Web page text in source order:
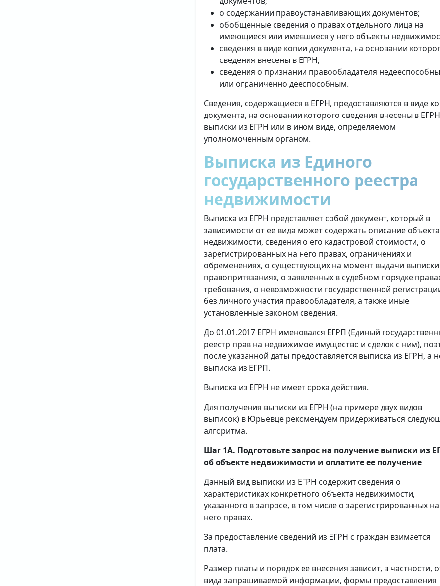
о содержании правоустанавливающих документов;
обобщенные сведения о правах отдельного лица на
имеющиеся или имевшиеся у него объекты
сведения в виде копии документа, на основании
сведения внесены в ЕГРН;
сведения о признании правообладателя
или ограниченно дееспособным.
Сведения, содержащиеся в ЕГРН, предоставляются в виде
документа, на основании которого сведения внесены в
выписки из ЕГРН или в ином виде, определяемом
уполномоченным органом.
Выписка из Единого
государственного реестра
недвижимости
Выписка из ЕГРН представляет собой документ, который в
зависимости от ее вида может содержать описание объекта
недвижимости, сведения о его кадастровой стоимости, о
зарегистрированных на него правах, ограничениях и
обременениях, о существующих на момент выдачи выписки
правопритязаниях, о заявленных в судебном порядке
требования, о невозможности государственной
без личного участия правообладателя, а также иные
установленные законом сведения.
До 01.01.2017 ЕГРН именовался ЕГРП (Единый
реестр прав на недвижимое имущество и сделок с ним),
после указанной даты предоставляется выписка из ЕГРН, а
выписка из ЕГРП.
Выписка из ЕГРН не имеет срока действия.
Для получения выписки из ЕГРН (на примере двух видов
выписок) в Юрьевце рекомендуем придерживаться
алгоритма.
Шаг 1А. Подготовьте запрос на получение выписки из
об объекте недвижимости и оплатите ее получение
Данный вид выписки из ЕГРН содержит сведения о
характеристиках конкретного объекта недвижимости,
указанного в запросе, в том числе о зарегистрированных на
него правах.
За предоставление сведений из ЕГРН с граждан взимается
плата.
Размер платы и порядок ее внесения зависит, в частности,
вида запрашиваемой информации, формы предоставления